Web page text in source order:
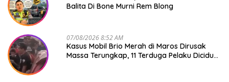
Balita Di Bone Murni Rem Blong
07/08/2026 8:52 AM
Kasus Mobil Brio Merah di Maros Dirusak
Massa Terungkap, 11 Terduga Pelaku Diciduk